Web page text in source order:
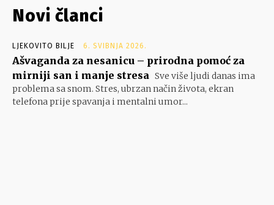
Novi članci
LJEKOVITO BILJE 6. SVIBNJA 2026.
Ašvaganda za nesanicu – prirodna pomoć za
mirniji san i manje stresa Sve više ljudi danas ima
problema sa snom. Stres, ubrzan način života, ekran
telefona prije spavanja i mentalni umor...